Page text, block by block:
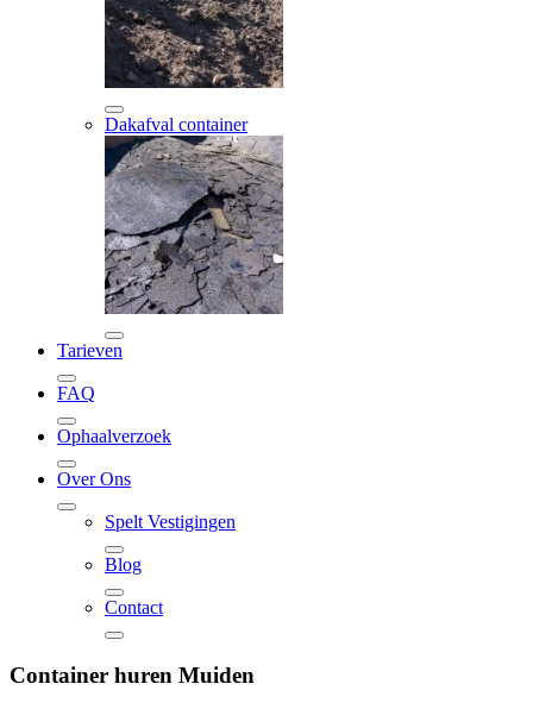
Dakafval container
Tarieven
FAQ
Ophaalverzoek
Over Ons
Spelt Vestigingen
Blog
Contact
Container huren Muiden